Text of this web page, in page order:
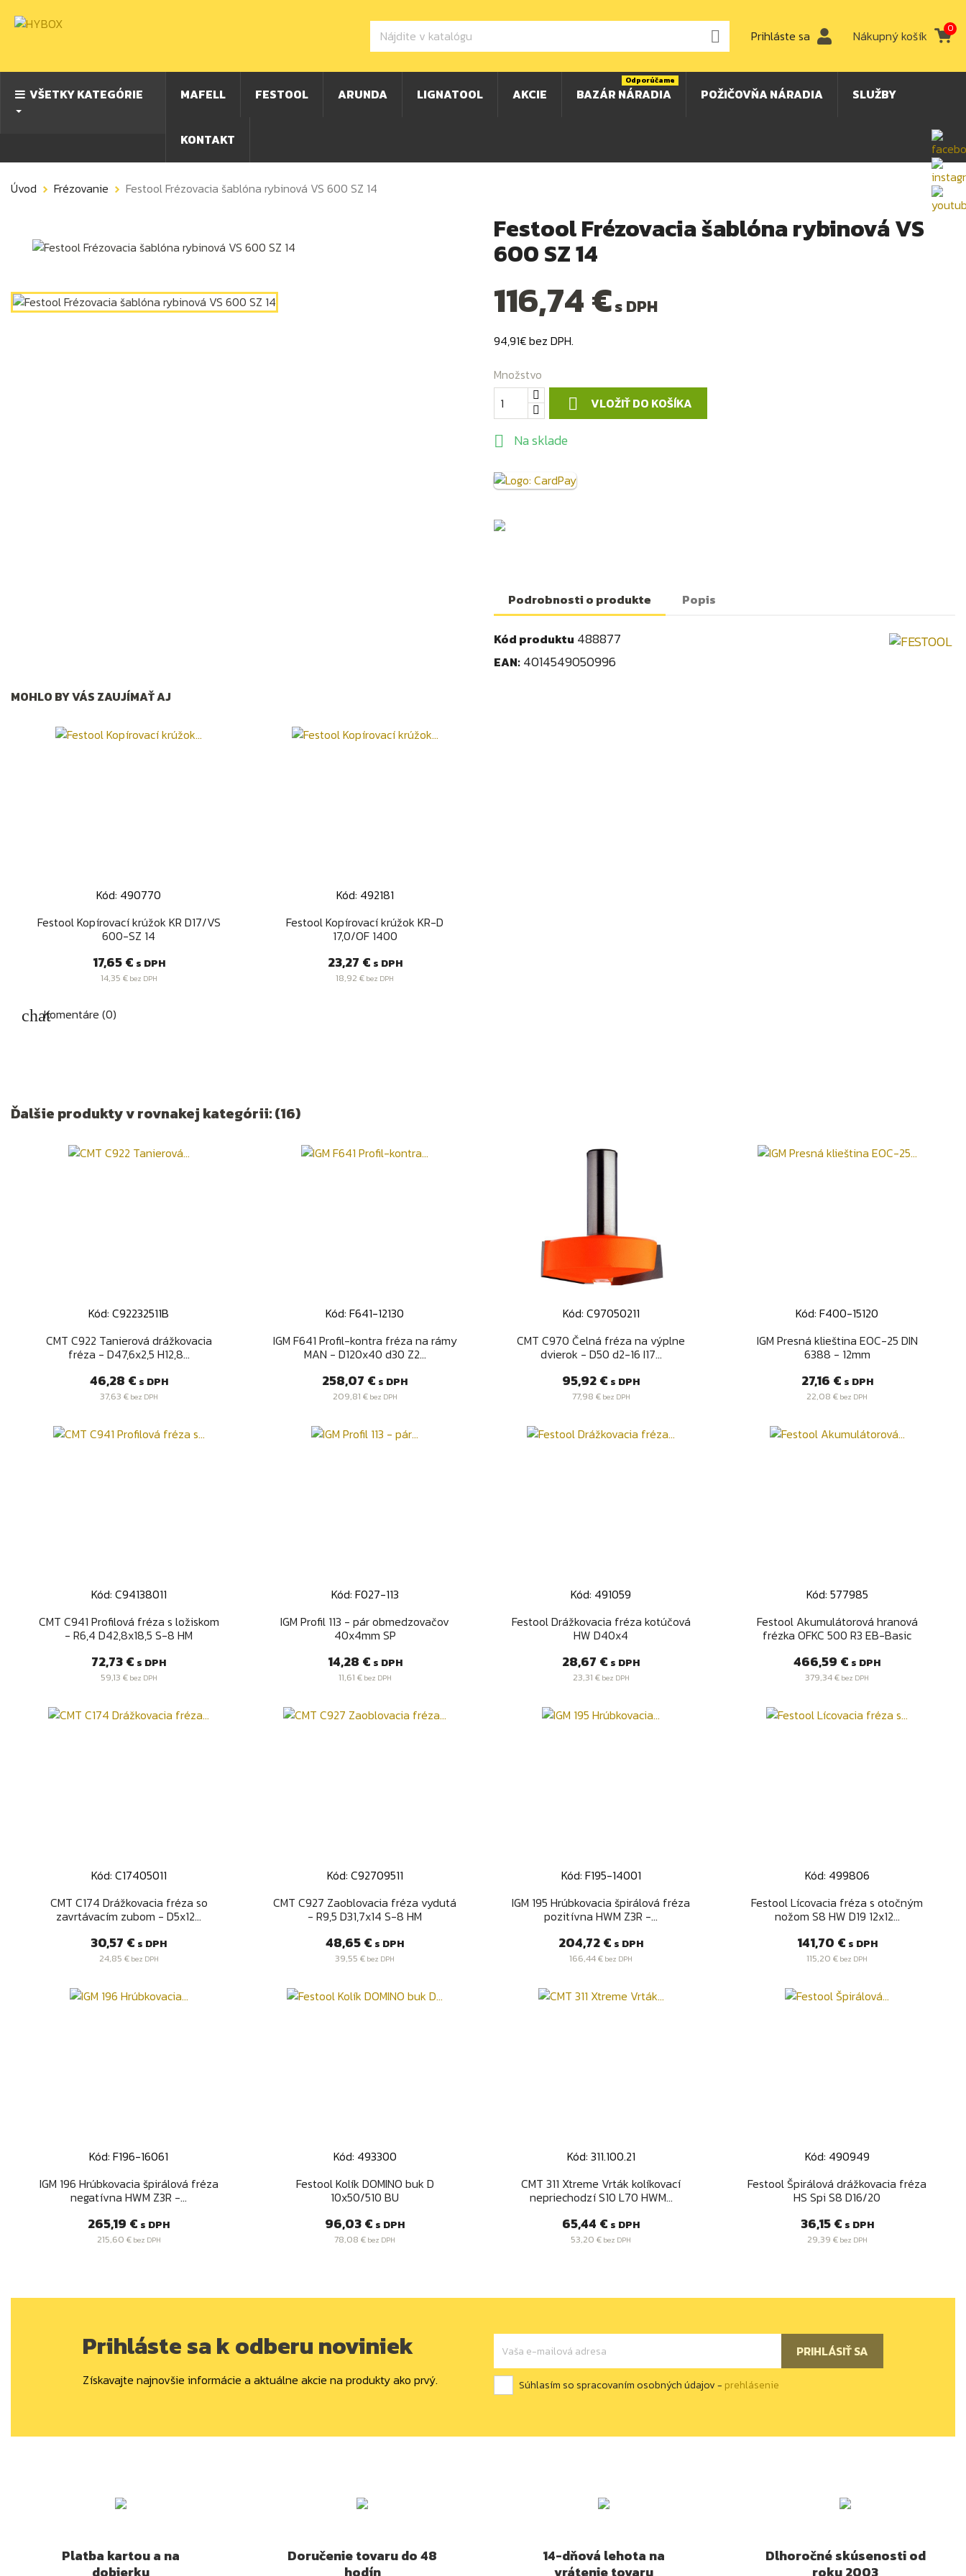
 Prihláste sa Nákupný košík 0
VŠETKY KATEGÓRIE MAFELL FESTOOL ARUNDA LIGNATOOL AKCIE BAZÁR NÁRADIA
Odporúčame
POŽIČOVŇA NÁRADIA SLUŽBY
KONTAKT
Úvod Frézovanie Festool Frézovacia šablóna rybinová VS 600 SZ 14
Festool Frézovacia šablóna rybinová VS
600 SZ 14
116,74 €s DPH
94,91€ bez DPH.
Množstvo
 VLOŽIŤ DO KOŠÍKA
 Na sklade
Podrobnosti o produkte Popis
Kód produktu 488877
EAN: 4014549050996
MOHLO BY VÁS ZAUJÍMAŤ AJ
Kód: 490770
Festool Kopírovací krúžok KR D17/VS
600-SZ 14
Cena
17,65 € s DPH
14,35 €bez DPH
 Rýchly náhľad
Kód: 492181
Festool Kopírovací krúžok KR-D
17,0/OF 1400
Cena
23,27 € s DPH
18,92 € bez DPH
 Rýchly náhľad
Komentáre (0)
Ďalšie produkty v rovnakej kategórii: (16)
Kód: C92232511B
CMT C922 Tanierová drážkovacia
fréza - D47,6x2,5 H12,8...
Cena
46,28 € s DPH
37,63 €bez DPH
 Rýchly náhľad
Kód: F641-12130
IGM F641 Profil-kontra fréza na rámy
MAN - D120x40 d30 Z2...
Cena
258,07 € s DPH
209,81 €bez DPH
 Rýchly náhľad
Kód: C97050211
CMT C970 Čelná fréza na výplne
dvierok - D50 d2-16 I17...
Cena
95,92 € s DPH
77,98 €bez DPH
 Rýchly náhľad
Kód: F400-15120
IGM Presná klieština EOC-25 DIN
6388 - 12mm
Cena
27,16 € s DPH
22,08 € bez DPH
 Rýchly náhľad
Kód: C94138011
CMT C941 Profilová fréza s ložiskom
- R6,4 D42,8x18,5 S-8 HM
Cena
72,73 € s DPH
59,13 €bez DPH
 Rýchly náhľad
Kód: F027-113
IGM Profil 113 - pár obmedzovačov
40x4mm SP
Cena
14,28 € s DPH
11,61 €bez DPH
 Rýchly náhľad
Kód: 491059
Festool Drážkovacia fréza kotúčová
HW D40x4
Cena
28,67 € s DPH
23,31 €bez DPH
 Rýchly náhľad
Kód: 577985
Festool Akumulátorová hranová
frézka OFKC 500 R3 EB-Basic
Cena
466,59 € s DPH
379,34 € bez DPH
 Rýchly náhľad
Kód: C17405011
CMT C174 Drážkovacia fréza so
zavrtávacím zubom - D5x12...
Cena
30,57 € s DPH
24,85 €bez DPH
 Rýchly náhľad
Kód: C92709511
CMT C927 Zaoblovacia fréza vydutá
- R9,5 D31,7x14 S-8 HM
Cena
48,65 € s DPH
39,55 € bez DPH
 Rýchly náhľad
Kód: F195-14001
IGM 195 Hrúbkovacia špirálová fréza
pozitívna HWM Z3R -...
Cena
204,72 € s DPH
166,44 € bez DPH
 Rýchly náhľad
Kód: 499806
Festool Lícovacia fréza s otočným
nožom S8 HW D19 12x12...
Cena
141,70 € s DPH
115,20 € bez DPH
 Rýchly náhľad
Kód: F196-16061
IGM 196 Hrúbkovacia špirálová fréza
negatívna HWM Z3R -...
Cena
265,19 € s DPH
215,60 €bez DPH
 Rýchly náhľad
Kód: 493300
Festool Kolík DOMINO buk D
10x50/510 BU
Cena
96,03 € s DPH
78,08 € bez DPH
 Rýchly náhľad
Kód: 311.100.21
CMT 311 Xtreme Vrták kolíkovací
nepriechodzí S10 L70 HWM...
Cena
65,44 € s DPH
53,20 € bez DPH
 Rýchly náhľad
Kód: 490949
Festool Špirálová drážkovacia fréza
HS Spi S8 D16/20
Cena
36,15 € s DPH
29,39 €bez DPH
 Rýchly náhľad
Prihláste sa k odberu noviniek
Získavajte najnovšie informácie a aktuálne akcie na produkty ako prvý. Súhlasím so spracovaním osobných údajov - prehlásenie
Platba kartou a na
Doručenie tovaru do 48
14-dňová lehota na
Dlhoročné skúsenosti od